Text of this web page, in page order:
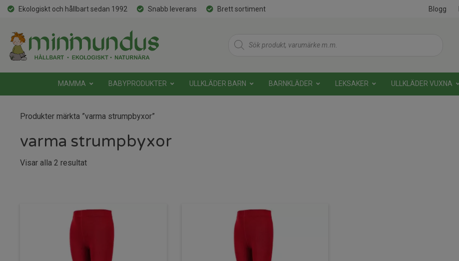
Ekologiskt och hållbart sedan 1992 Snabb leverans Brett sortiment Blogg
Products
search
MAMMA BABYPRODUKTER ULLKLÄDER BARN BARNKLÄDER LEKSAKER ULLKLÄDER VUXNA
Produkter märkta ”varma strumpbyxor”
varma strumpbyxor
Visar alla 2 resultatSortera